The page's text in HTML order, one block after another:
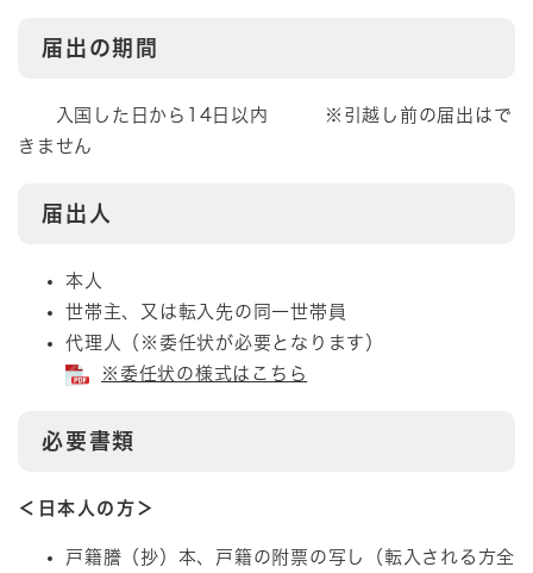
届出の期間
入国した日から14日以内 ※引越し前の届出はで
きません
届出人
本人
世帯主、又は転入先の同一世帯員
代理人（※委任状が必要となります）
※委任状の様式はこちら
必要書類
＜日本人の方＞
戸籍謄（抄）本、戸籍の附票の写し（転入される方全